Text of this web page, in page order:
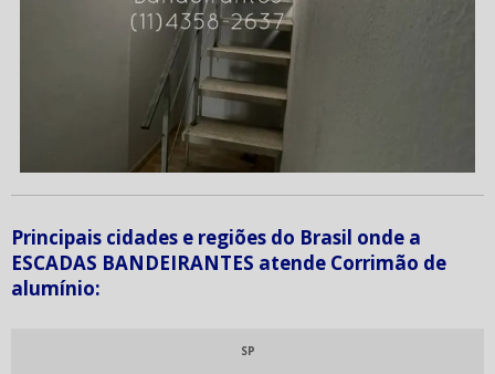
Principais cidades e regiões do Brasil onde a
ESCADAS BANDEIRANTES atende Corrimão de
alumínio:
SP